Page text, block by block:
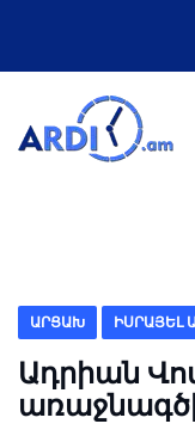
ԱՐՑԱԽ ԻՍՐԱՅԵԼ
Ադրիան